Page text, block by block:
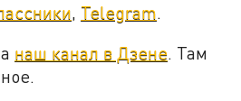
Telegram
наш канал в Дзене. Там